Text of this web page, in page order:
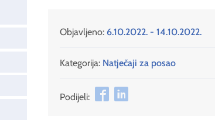
Objavljeno: 6.10.2022. - 14.10.2022.
Kategorija: Natječaji za posao
Podijeli: